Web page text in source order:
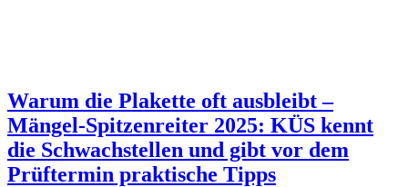
Warum die Plakette oft ausbleibt –
Mängel-Spitzenreiter 2025: KÜS kennt
die Schwachstellen und gibt vor dem
Prüftermin praktische Tipps